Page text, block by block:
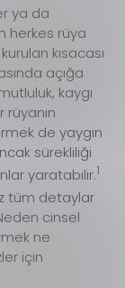
ya da
herkes rüya
kısacası
açığa
kaygı
de yaygın
sürekliliği
yaratabilir.1
tüm detaylar
cinsel
ne
için